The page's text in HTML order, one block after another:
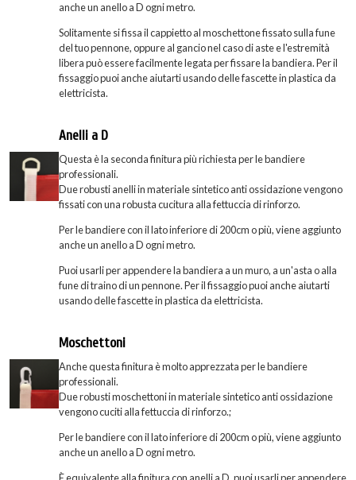
anche un anello a D ogni metro.
Solitamente si fissa il cappietto al moschettone fissato sulla fune
del tuo pennone, oppure al gancio nel caso di aste e l'estremità
libera può essere facilmente legata per fissare la bandiera. Per il
fissaggio puoi anche aiutarti usando delle fascette in plastica da
elettricista.
Anelli a D
Questa è la seconda finitura più richiesta per le bandiere
professionali.
Due robusti anelli in materiale sintetico anti ossidazione vengono
fissati con una robusta cucitura alla fettuccia di rinforzo.
Per le bandiere con il lato inferiore di 200cm o più, viene aggiunto
anche un anello a D ogni metro.
Puoi usarli per appendere la bandiera a un muro, a un'asta o alla
fune di traino di un pennone. Per il fissaggio puoi anche aiutarti
usando delle fascette in plastica da elettricista.
Moschettoni
Anche questa finitura è molto apprezzata per le bandiere
professionali.
Due robusti moschettoni in materiale sintetico anti ossidazione
vengono cuciti alla fettuccia di rinforzo.;
Per le bandiere con il lato inferiore di 200cm o più, viene aggiunto
anche un anello a D ogni metro.